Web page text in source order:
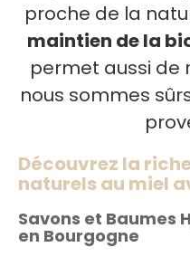
proche de la
maintien de la
permet aussi de
nous sommes
Découvrez la
naturels au miel
Savons et Baumes
en Bourgogne